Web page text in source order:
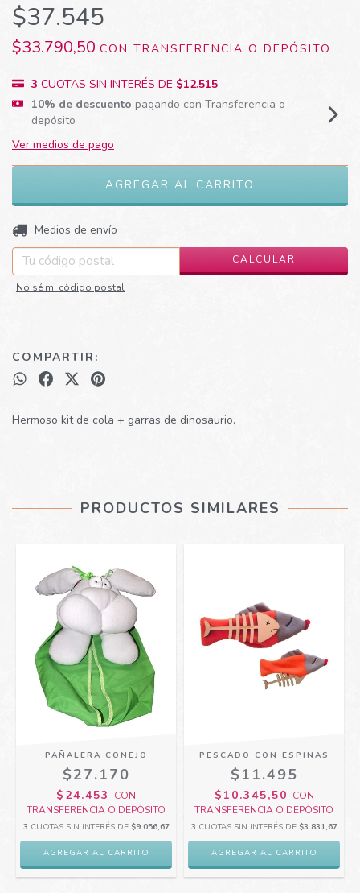
$37.545
$33.790,50 CON TRANSFERENCIA O DEPÓSITO
3 CUOTAS SIN INTERÉS DE $12.515
10% de descuento pagando con Transferencia o
depósito
Ver medios de pago
Entregas para el CP:
Medios de envío
CALCULAR
No sé mi código postal
COMPARTIR:
Hermoso kit de cola + garras de dinosaurio.
PRODUCTOS SIMILARES
PAÑALERA CONEJO
$27.170
$24.453
CON
TRANSFERENCIA O DEPÓSITO
3 CUOTAS SIN INTERÉS DE $9.056,67
PESCADO CON ESPINAS
$11.495
$10.345,50 CON
TRANSFERENCIA O DEPÓSITO
3 CUOTAS SIN INTERÉS DE $3.831,67